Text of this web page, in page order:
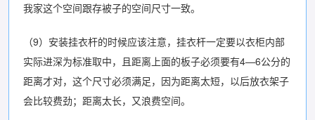
我家这个空间跟存被子的空间尺寸一致。
（9）安装挂衣杆的时候应该注意，挂衣杆一定要以衣柜内部
实际进深为标准取中，且距离上面的板子必须要有4—6公分的
距离才对，这个尺寸必须满足，因为距离太短，以后放衣架子
会比较费劲；距离太长，又浪费空间。